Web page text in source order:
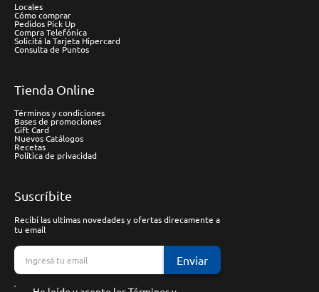
Locales
Cómo comprar
Pedidos Pick Up
Compra Telefónica
Solicitá la Tarjeta Hipercard
Consulta de Puntos
Tienda Online
Términos y condiciones
Bases de promociones
Gift Card
Nuevos Catálogos
Recetas
Política de privacidad
Suscríbite
Recibí las ultimas novedades y ofertas direcamente a
tu email
Enviar